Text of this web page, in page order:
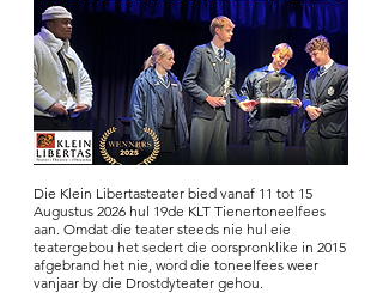
Die Klein Libertasteater bied vanaf 11 tot 15
Augustus 2026 hul 19de KLT Tienertoneelfees
aan. Omdat die teater steeds nie hul eie
teatergebou het sedert die oorspronklike in 2015
afgebrand het nie, word die toneelfees weer
vanjaar by die Drostdyteater gehou.